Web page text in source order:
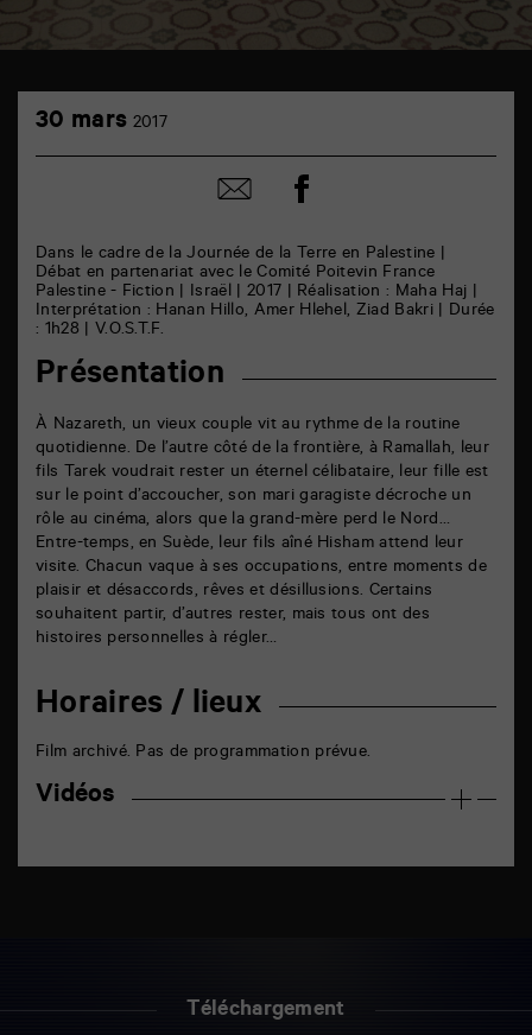
cinéma
PoitiersDans le cadre de la Journée de la Terre en Palestine |
Débat en partenariat avec le Comité Poitevin France
Palestine - Fiction | Israël | 2017 | Réalisation : Maha Haj |
Interprétation : Hanan Hillo, Amer Hlehel, Ziad Bakri | Durée
: 1h28 | V.O.S.T.F.
Présentation
À Nazareth, un vieux couple vit au rythme de la routine
quotidienne. De l’autre côté de la frontière, à Ramallah, leur
fils Tarek voudrait rester un éternel célibataire, leur fille est
sur le point d’accoucher, son mari garagiste décroche un
rôle au cinéma, alors que la grand-mère perd le Nord…
Entre-temps, en Suède, leur fils aîné Hisham attend leur
visite. Chacun vaque à ses occupations, entre moments de
plaisir et désaccords, rêves et désillusions. Certains
souhaitent partir, d’autres rester, mais tous ont des
histoires personnelles à régler…
Horaires / lieux
Film archivé. Pas de programmation prévue.
Vidéos
30 mars 201730
Partager
par
Partager
sur
Téléchargement